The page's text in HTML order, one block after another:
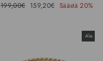
Hinta
199,00€ Ale-
159,20€ Säästä 20%
Ale